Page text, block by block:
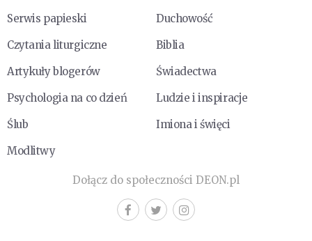
Serwis papieski
Duchowość
Czytania liturgiczne
Biblia
Artykuły blogerów
Świadectwa
Psychologia na co dzień
Ludzie i inspiracje
Ślub
Imiona i święci
Modlitwy
Dołącz do społeczności DEON.pl